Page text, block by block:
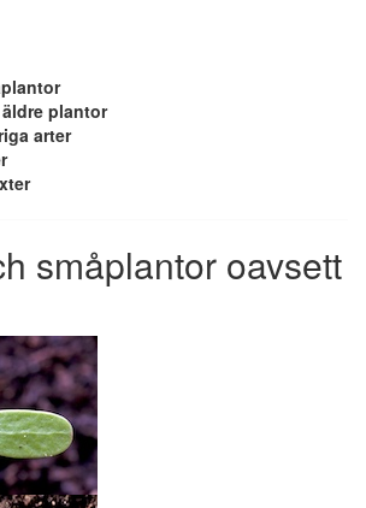
plantor
arter
småplantor oavsett